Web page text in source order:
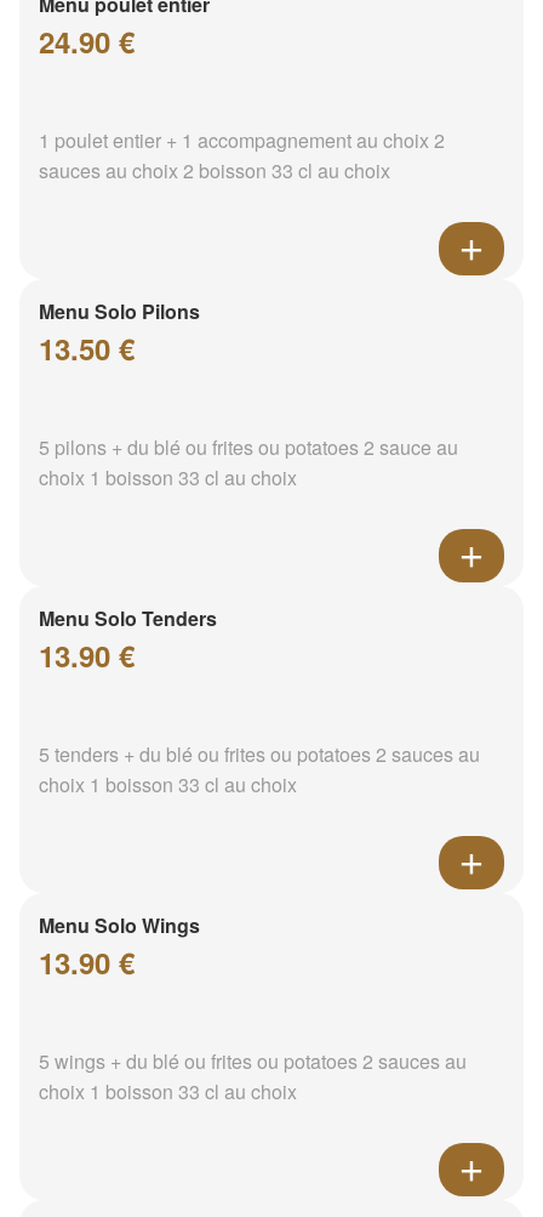
24.90 €
1 poulet entier + 1 accompagnement au choix 2
sauces au choix 2 boisson 33 cl au choix
Menu Solo Pilons
13.50 €
5 pilons + du blé ou frites ou potatoes 2 sauce au
choix 1 boisson 33 cl au choix
Menu Solo Tenders
13.90 €
5 tenders + du blé ou frites ou potatoes 2 sauces au
choix 1 boisson 33 cl au choix
Menu Solo Wings
13.90 €
5 wings + du blé ou frites ou potatoes 2 sauces au
choix 1 boisson 33 cl au choix